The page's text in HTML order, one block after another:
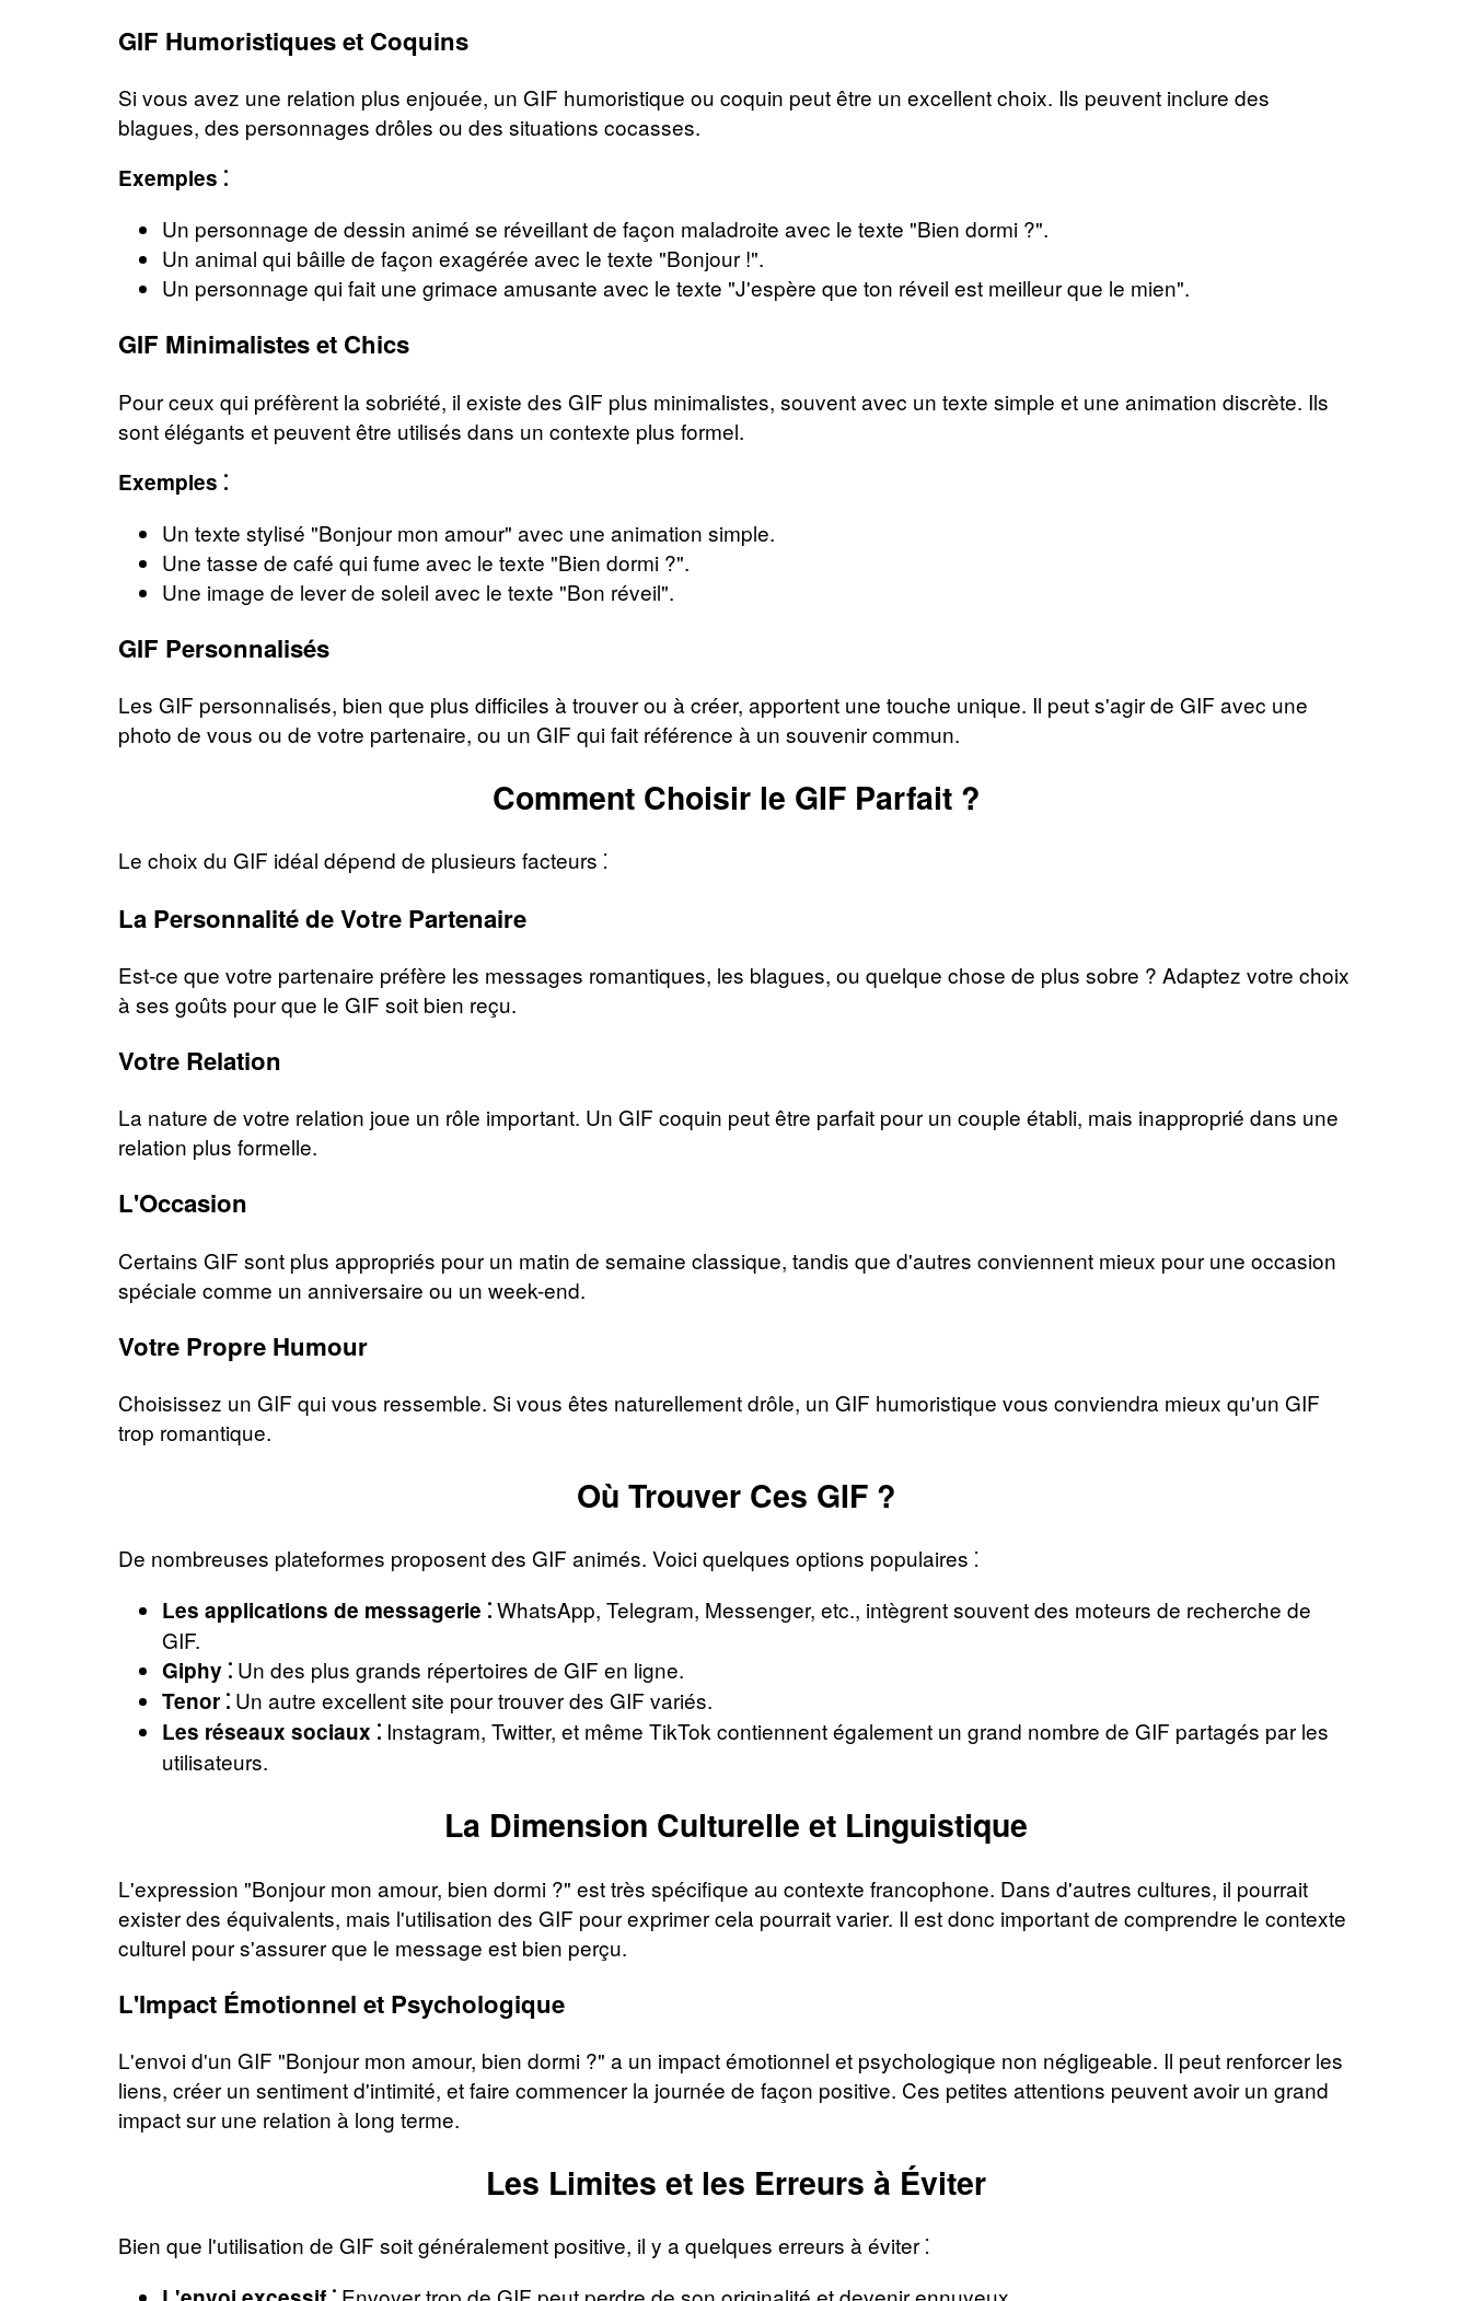
GIF Humoristiques et Coquins
Si vous avez une relation plus enjouée, un GIF humoristique ou coquin peut être un excellent choix. Ils peuvent inclure des
blagues, des personnages drôles ou des situations cocasses.
Exemples ⁚
Un personnage de dessin animé se réveillant de façon maladroite avec le texte "Bien dormi ?".
Un animal qui bâille de façon exagérée avec le texte "Bonjour !".
Un personnage qui fait une grimace amusante avec le texte "J'espère que ton réveil est meilleur que le mien".
GIF Minimalistes et Chics
Pour ceux qui préfèrent la sobriété, il existe des GIF plus minimalistes, souvent avec un texte simple et une animation discrète. Ils
sont élégants et peuvent être utilisés dans un contexte plus formel.
Exemples ⁚
Un texte stylisé "Bonjour mon amour" avec une animation simple.
Une tasse de café qui fume avec le texte "Bien dormi ?".
Une image de lever de soleil avec le texte "Bon réveil".
GIF Personnalisés
Les GIF personnalisés, bien que plus difficiles à trouver ou à créer, apportent une touche unique. Il peut s'agir de GIF avec une
photo de vous ou de votre partenaire, ou un GIF qui fait référence à un souvenir commun.
Comment Choisir le GIF Parfait ?
Le choix du GIF idéal dépend de plusieurs facteurs ⁚
La Personnalité de Votre Partenaire
Est-ce que votre partenaire préfère les messages romantiques, les blagues, ou quelque chose de plus sobre ? Adaptez votre choix
à ses goûts pour que le GIF soit bien reçu.
Votre Relation
La nature de votre relation joue un rôle important. Un GIF coquin peut être parfait pour un couple établi, mais inapproprié dans une
relation plus formelle.
L'Occasion
Certains GIF sont plus appropriés pour un matin de semaine classique, tandis que d'autres conviennent mieux pour une occasion
spéciale comme un anniversaire ou un week-end.
Votre Propre Humour
Choisissez un GIF qui vous ressemble. Si vous êtes naturellement drôle, un GIF humoristique vous conviendra mieux qu'un GIF
trop romantique.
Où Trouver Ces GIF ?
De nombreuses plateformes proposent des GIF animés. Voici quelques options populaires ⁚
Les applications de messagerie ⁚WhatsApp, Telegram, Messenger, etc., intègrent souvent des moteurs de recherche de
GIF.
Giphy ⁚Un des plus grands répertoires de GIF en ligne.
Tenor ⁚Un autre excellent site pour trouver des GIF variés.
Les réseaux sociaux ⁚Instagram, Twitter, et même TikTok contiennent également un grand nombre de GIF partagés par les
utilisateurs.
La Dimension Culturelle et Linguistique
L'expression "Bonjour mon amour, bien dormi ?" est très spécifique au contexte francophone. Dans d'autres cultures, il pourrait
exister des équivalents, mais l'utilisation des GIF pour exprimer cela pourrait varier. Il est donc important de comprendre le contexte
culturel pour s'assurer que le message est bien perçu.
L'Impact Émotionnel et Psychologique
L'envoi d'un GIF "Bonjour mon amour, bien dormi ?" a un impact émotionnel et psychologique non négligeable. Il peut renforcer les
liens, créer un sentiment d'intimité, et faire commencer la journée de façon positive. Ces petites attentions peuvent avoir un grand
impact sur une relation à long terme.
Les Limites et les Erreurs à Éviter
Bien que l'utilisation de GIF soit généralement positive, il y a quelques erreurs à éviter ⁚